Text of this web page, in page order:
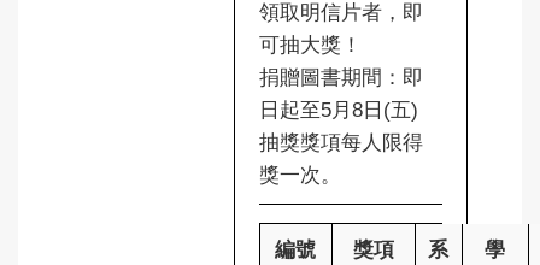
領取明信片者，即
可抽大獎！
捐贈圖書期間：即
日起至5月8日(五)
抽獎獎項每人限得
獎一次。
編號 獎項
系
學